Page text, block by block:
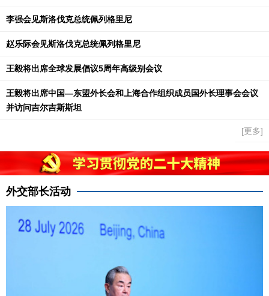
李强会见斯洛伐克总统佩列格里尼
赵乐际会见斯洛伐克总统佩列格里尼
王毅将出席全球发展倡议5周年高级别会议
王毅将出席中国—东盟外长会和上海合作组织成员国外长理事会会议
并访问吉尔吉斯斯坦
[更多]
外交部长活动